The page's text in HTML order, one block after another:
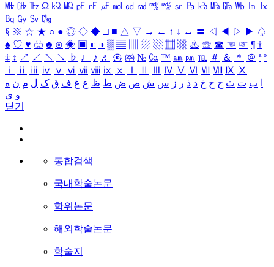
㎒ ㎓ ㎔ Ω ㏀ ㏁ ㎊ ㎋ ㎌ ㏖ ㏅ ㎭ ㎮ ㎯ ㏛ ㎩ ㎪ ㎫ ㎬ ㏝ ㏐
㏓
㏃ ㏉ ㏜ ㏆
§ ※ ☆ ★ ○ ● ◎ ◇ ◆ □ ■ △ ▽ → ← ↑ ↓ ↔ 〓 ◁ ◀ ▷ ▶ ♤
♠ ♡ ♥ ♧ ♣ ⊙ ◈ ▣ ◐ ◑ ▒ ▤ ▨ ▧ ▦ ▩ ♨ ☏ ☎ ☜ ☞ ¶ †
‡ ↕ ↗ ↙ ↖ ↘ ♭ ♩ ♪ ♬ ㉿ ㈜ № ㏇ ™ ㏂ ㏘ ℡ ＃ ＆ ＊ ＠ ª º
ⅰ
ⅱ ⅲ ⅳ ⅴ ⅵ ⅶ ⅷ ⅸ ⅹ Ⅳ Ⅴ Ⅵ Ⅶ Ⅷ Ⅸ Ⅹ
ب ت ث ج ح خ د ذ ر ز س ش ص ض ط ظ ع غ ف ق ک ل م ن ه
و ی
닫기
통합검색
국내학술논문
학위논문
해외학술논문
학술지